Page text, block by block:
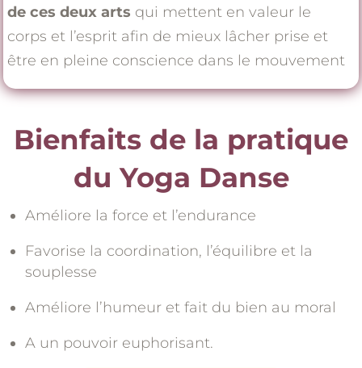
de ces deux arts qui mettent en valeur le
corps et l’esprit afin de mieux lâcher prise et
être en pleine conscience dans le mouvement
Bienfaits de la pratique
du Yoga Danse
Améliore la force et l’endurance
Favorise la coordination, l’équilibre et la
souplesse
Améliore l’humeur et fait du bien au moral
A un pouvoir euphorisant.